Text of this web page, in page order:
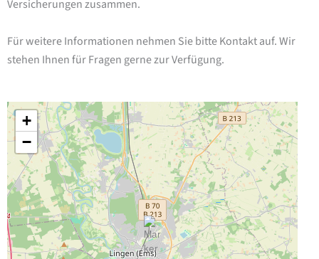
Versicherungen zusammen.
Für weitere Informationen nehmen Sie bitte Kontakt auf. Wir
stehen Ihnen für Fragen gerne zur Verfügung.
+
−